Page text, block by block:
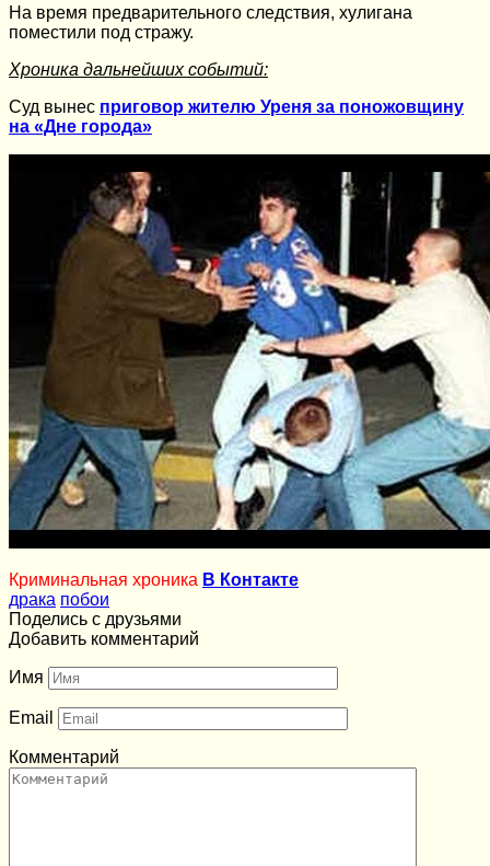
На время предварительного следствия, хулигана
поместили под стражу.
Хроника дальнейших событий:
Суд вынес приговор жителю Уреня за поножовщину
на «Дне города»
Криминальная хроника В Контакте
драка побои
Поделись с друзьями
Добавить комментарий
Имя
Email
Комментарий